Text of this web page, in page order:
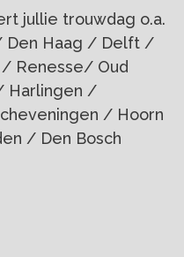
jullie trouwdag o.a.
Den Haag / Delft /
Renesse/ Oud
Harlingen /
/ Hoorn
/ Den Bosch